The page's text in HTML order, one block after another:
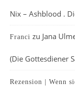
Nix – Ashblood .
Franci zu Jana
(Die Gottesdiener
Rezension | Wenn